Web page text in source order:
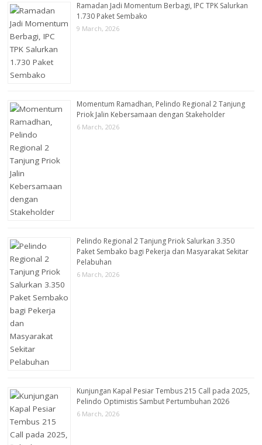
Ramadan Jadi Momentum Berbagi, IPC TPK Salurkan
1.730 Paket Sembako
9 March, 2026
Momentum Ramadhan, Pelindo Regional 2 Tanjung
Priok Jalin Kebersamaan dengan Stakeholder
6 March, 2026
Pelindo Regional 2 Tanjung Priok Salurkan 3.350
Paket Sembako bagi Pekerja dan Masyarakat Sekitar
Pelabuhan
6 March, 2026
Kunjungan Kapal Pesiar Tembus 215 Call pada 2025,
Pelindo Optimistis Sambut Pertumbuhan 2026
6 March, 2026